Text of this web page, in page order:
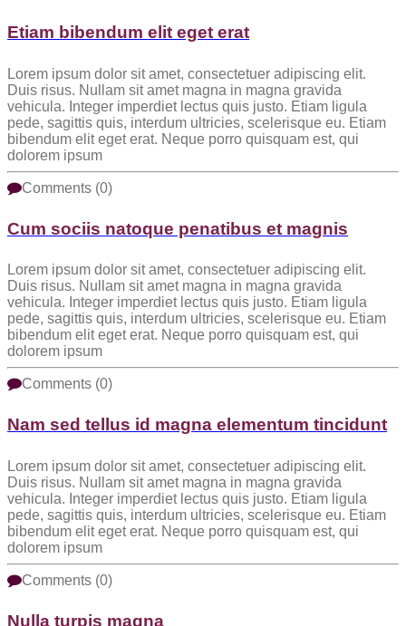
Etiam bibendum elit eget erat
Lorem ipsum dolor sit amet, consectetuer adipiscing elit.
Duis risus. Nullam sit amet magna in magna gravida
vehicula. Integer imperdiet lectus quis justo. Etiam ligula
pede, sagittis quis, interdum ultricies, scelerisque eu. Etiam
bibendum elit eget erat. Neque porro quisquam est, qui
dolorem ipsum
Comments (0)
Cum sociis natoque penatibus et magnis
Lorem ipsum dolor sit amet, consectetuer adipiscing elit.
Duis risus. Nullam sit amet magna in magna gravida
vehicula. Integer imperdiet lectus quis justo. Etiam ligula
pede, sagittis quis, interdum ultricies, scelerisque eu. Etiam
bibendum elit eget erat. Neque porro quisquam est, qui
dolorem ipsum
Comments (0)
Nam sed tellus id magna elementum tincidunt
Lorem ipsum dolor sit amet, consectetuer adipiscing elit.
Duis risus. Nullam sit amet magna in magna gravida
vehicula. Integer imperdiet lectus quis justo. Etiam ligula
pede, sagittis quis, interdum ultricies, scelerisque eu. Etiam
bibendum elit eget erat. Neque porro quisquam est, qui
dolorem ipsum
Comments (0)
Nulla turpis magna